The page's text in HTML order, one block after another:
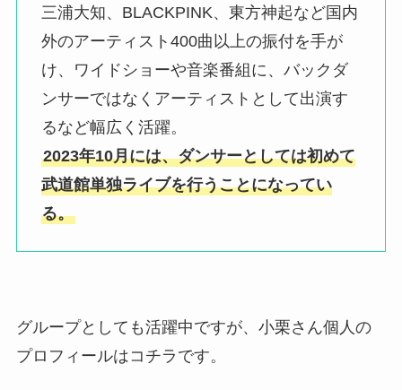
三浦大知、BLACKPINK、東方神起など国内
外のアーティスト400曲以上の振付を手が
け、ワイドショーや音楽番組に、バックダ
ンサーではなくアーティストとして出演す
るなど幅広く活躍。
2023年10月には、ダンサーとしては初めて
武道館単独ライブを行うことになってい
る。
グループとしても活躍中ですが、小栗さん個人の
プロフィールはコチラです。